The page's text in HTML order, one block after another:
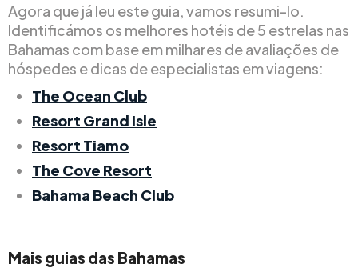
Agora que já leu este guia, vamos resumi-lo.
Identificámos os melhores hotéis de 5 estrelas nas
Bahamas com base em milhares de avaliações de
hóspedes e dicas de especialistas em viagens:
The Ocean Club
Resort Grand Isle
Resort Tiamo
The Cove Resort
Bahama Beach Club
Mais guias das Bahamas